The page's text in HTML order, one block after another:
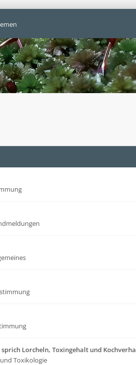
Lorcheln, Toxingehalt und
Toxikologie